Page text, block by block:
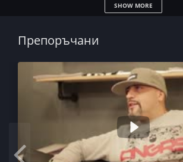
SHOW MORE
Препоръчани